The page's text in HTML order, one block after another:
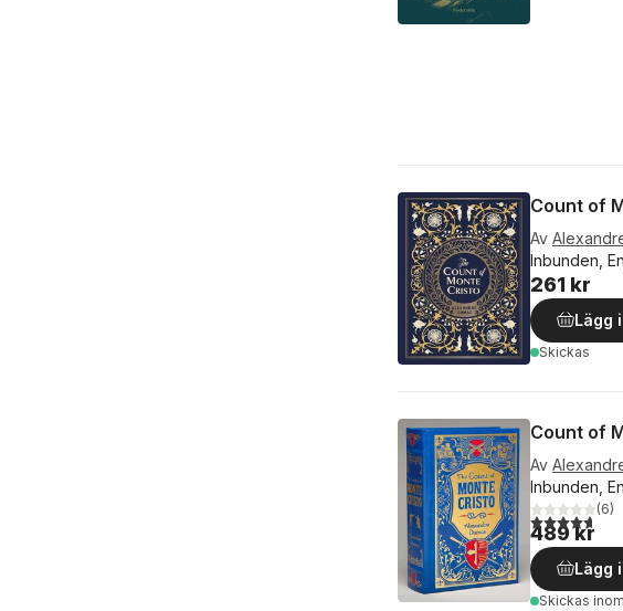
Count of
Av
Inbunden,
261 kr
Lägg
Skickas
Count of
Av
Inbunden,
4,7utav 5(6)
489 kr
Lägg
Skickas